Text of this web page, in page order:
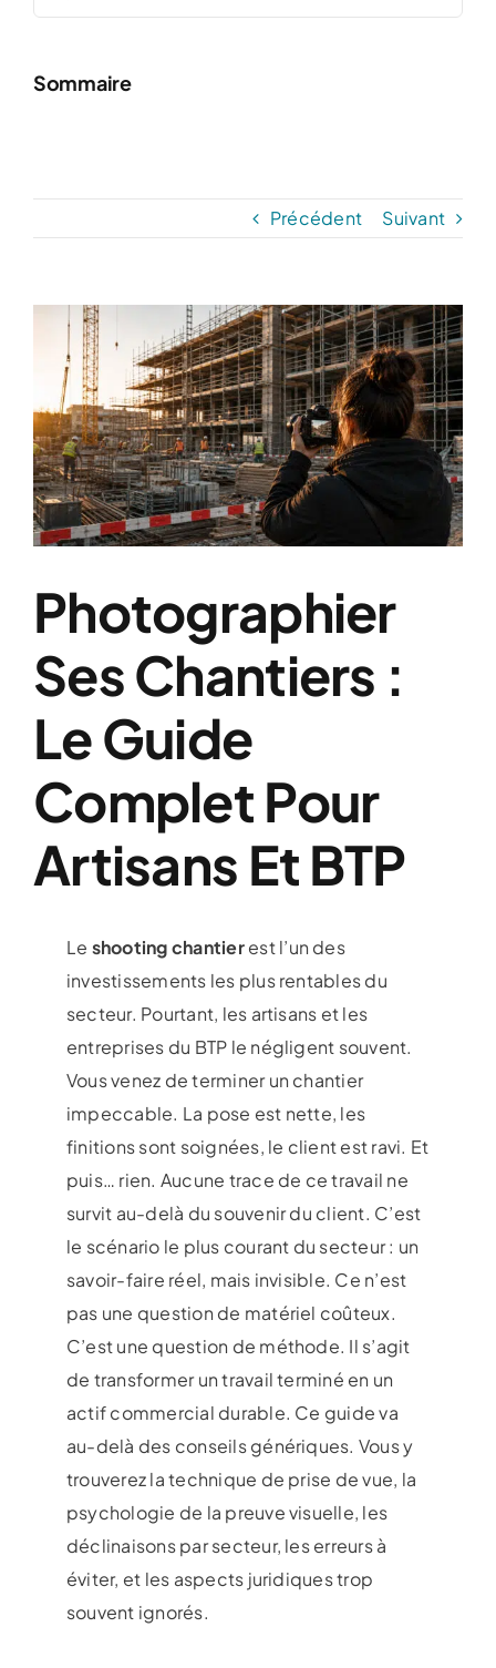
Précédent Suivant
l'image
agrandie
Photographier
Ses Chantiers :
Le Guide
Complet Pour
Artisans Et BTP
Le shooting chantierest l’un des
investissements les plus rentables du
secteur. Pourtant, les artisans et les
entreprises du BTP le négligent souvent.
Vous venez de terminer un chantier
impeccable. La pose est nette, les
finitions sont soignées, le clientest ravi. Et
puis… rien. Aucune trace de ce travail ne
survit au-delà du souvenir du client. C’est
le scénario le plus courant du secteur : un
savoir-faire réel, mais invisible. Ce n’est
pas une question de matériel coûteux.
C’est une question de méthode. Il s’agit
de transformer un travailterminé en un
actif commercial durable. Ce guide va
au-delà des conseilsgénériques. Vous y
trouverez latechnique de prise de vue, la
psychologie de la preuve visuelle, les
déclinaisons par secteur, les erreurs à
éviter, et les aspects juridiques trop
souvent ignorés.
Sommaire